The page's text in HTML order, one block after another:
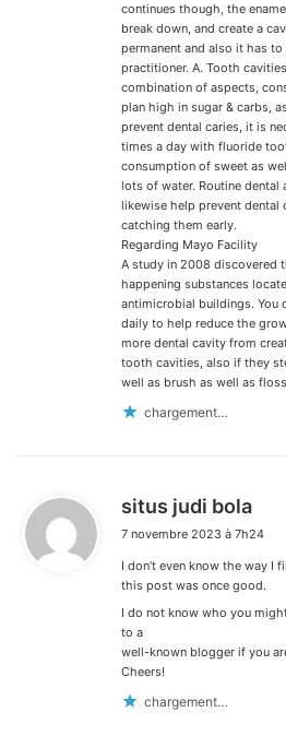
continues though, the
break down, and create a
permanent and also it has
practitioner. A. Tooth
combination of aspects,
plan high in sugar & carbs,
prevent dental caries, it is
times a day with fluoride
consumption of sweet as
lots of water. Routine dental
likewise help prevent dental
catching them early.
Regarding Mayo Facility
A study in 2008 discovered
happening substances
antimicrobial buildings. You
daily to help reduce the
more dental cavity from
tooth cavities, also if they
well as brush as well as
chargement…
situs judi bola
t
:
7 novembre 2023 à 7h24
I don’t even know the way I
this post was once good.
I do not know who you
to a
well-known blogger if you
Cheers!
chargement…